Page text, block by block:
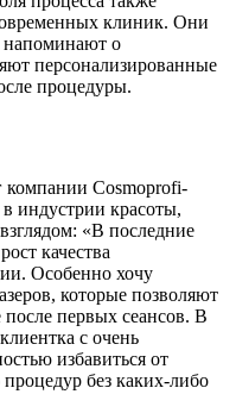
клиник. Они
напоминают о
персонализированные
процедуры.
Cosmoprofi-
индустрии красоты,
«В последние
качества
Особенно хочу
которые позволяют
после первых сеансов. В
с очень
избавиться от
без каких-либо